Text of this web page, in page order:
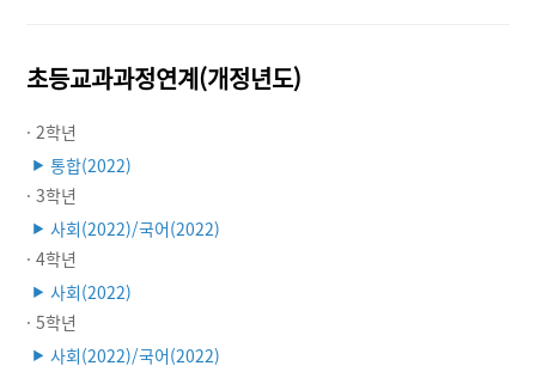
초등교과과정연계(개정년도)
· 2학년
▶ 통합(2022)
· 3학년
▶ 사회(2022)/국어(2022)
· 4학년
▶ 사회(2022)
· 5학년
▶ 사회(2022)/국어(2022)